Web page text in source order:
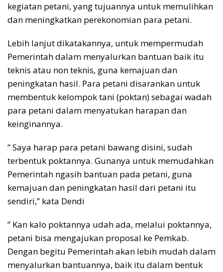
kegiatan petani, yang tujuannya untuk memulihkan
dan meningkatkan perekonomian para petani.
Lebih lanjut dikatakannya, untuk mempermudah
Pemerintah dalam menyalurkan bantuan baik itu
teknis atau non teknis, guna kemajuan dan
peningkatan hasil. Para petani disarankan untuk
membentuk kelompok tani (poktan) sebagai wadah
para petani dalam menyatukan harapan dan
keinginannya.
” Saya harap para petani bawang disini, sudah
terbentuk poktannya. Gunanya untuk memudahkan
Pemerintah ngasih bantuan pada petani, guna
kemajuan dan peningkatan hasil dari petani itu
sendiri,” kata Dendi
” Kan kalo poktannya udah ada, melalui poktannya,
petani bisa mengajukan proposal ke Pemkab.
Dengan begitu Pemerintah akan lebih mudah dalam
menyalurkan bantuannya, baik itu dalam bentuk